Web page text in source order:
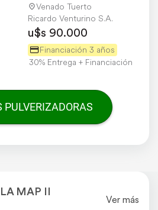
Venado Tuerto
Ricardo Venturino S.A.
u$s 90.000
Financiación 3 años
30% Entrega + Financiación
PULVERIZADORAS
MAP II
Ver más